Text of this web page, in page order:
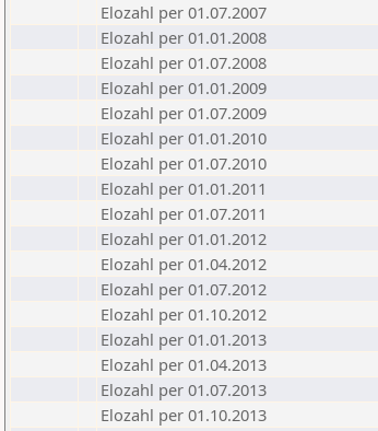
Elozahl per 01.07.2007
Elozahl per 01.01.2008
Elozahl per 01.07.2008
Elozahl per 01.01.2009
Elozahl per 01.07.2009
Elozahl per 01.01.2010
Elozahl per 01.07.2010
Elozahl per 01.01.2011
Elozahl per 01.07.2011
Elozahl per 01.01.2012
Elozahl per 01.04.2012
Elozahl per 01.07.2012
Elozahl per 01.10.2012
Elozahl per 01.01.2013
Elozahl per 01.04.2013
Elozahl per 01.07.2013
Elozahl per 01.10.2013